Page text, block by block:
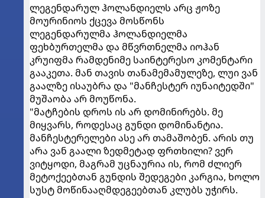
ლეგენდარულ ჰოლანდიელს არც ჟოზე
მოურინიოს ქცევა მოსწონს
ლეგენდარულმა ჰოლანდიელმა
ფეხბურთელმა და მწვრთნელმა იოჰან
კრუიფმა რამდენიმე საინტერესო კომენტარი
გააკეთა. მან თავის თანამემამულეზე, ლუი ვან
გაალზე ისაუბრა და "მანჩესტერ იუნაიტედში"
მუშაობა არ მოუწონა.
"მატჩების დროს ის არ დომინირებს. მე
მიყვარს, როდესაც გუნდი დომინანტია.
მანჩესტერელები ასე არ თამაშობენ. არის თუ
არა ვან გაალი ზედმეტად ფრთხილი? ვერ
ვიტყოდი, მაგრამ უცნაურია ის, რომ ძლიერ
მეტოქეებთან გუნდის შედეგები კარგია, ხოლო
სუსტ მოწინააღმდეგეებთან კლუბს უჭირს.